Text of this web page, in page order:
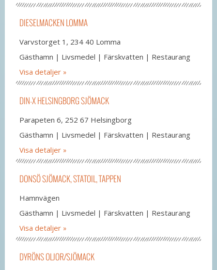
DIESELMACKEN LOMMA
Varvstorget 1, 234 40 Lomma
Gästhamn | Livsmedel | Färskvatten | Restaurang
Visa detaljer
DIN-X HELSINGBORG SJÖMACK
Parapeten 6, 252 67 Helsingborg
Gästhamn | Livsmedel | Färskvatten | Restaurang
Visa detaljer
DONSÖ SJÖMACK, STATOIL, TAPPEN
Hamnvägen
Gästhamn | Livsmedel | Färskvatten | Restaurang
Visa detaljer
DYRÖNS OLJOR/SJÖMACK